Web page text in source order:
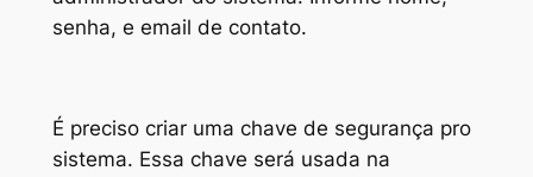
senha, e email de contato.
É preciso criar uma chave de segurança pro
sistema. Essa chave será usada na